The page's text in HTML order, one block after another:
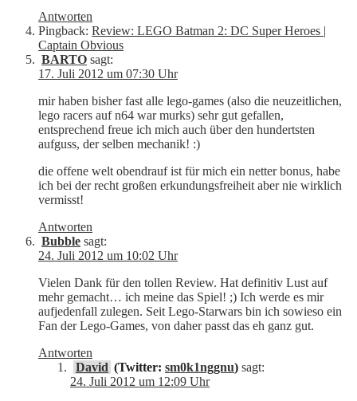
Antworten
Pingback: Review: LEGO Batman 2: DC Super Heroes |
Captain Obvious
BARTO sagt:
17. Juli 2012 um 07:30 Uhr
mir haben bisher fast alle lego-games (also die neuzeitlichen,
lego racers auf n64 war murks) sehr gut gefallen,
entsprechend freue ich mich auch über den hundertsten
aufguss, der selben mechanik! :)
die offene welt obendrauf ist für mich ein netter bonus, habe
ich bei der recht großen erkundungsfreiheit aber nie wirklich
vermisst!
Antworten
Bubble sagt:
24. Juli 2012 um 10:02 Uhr
Vielen Dank für den tollen Review. Hat definitiv Lust auf
mehr gemacht… ich meine das Spiel! ;) Ich werde es mir
aufjedenfall zulegen. Seit Lego-Starwars bin ich sowieso ein
Fan der Lego-Games, von daher passt das eh ganz gut.
Antworten
David (Twitter: sm0k1nggnu) sagt:
24. Juli 2012 um 12:09 Uhr